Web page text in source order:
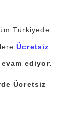
Türkiyede
Ücretsiz
ediyor.
Ücretsiz